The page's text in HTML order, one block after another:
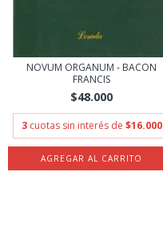
NOVUM ORGANUM - BACON
FRANCIS
$48.000
3 cuotas sin interés de $16.000